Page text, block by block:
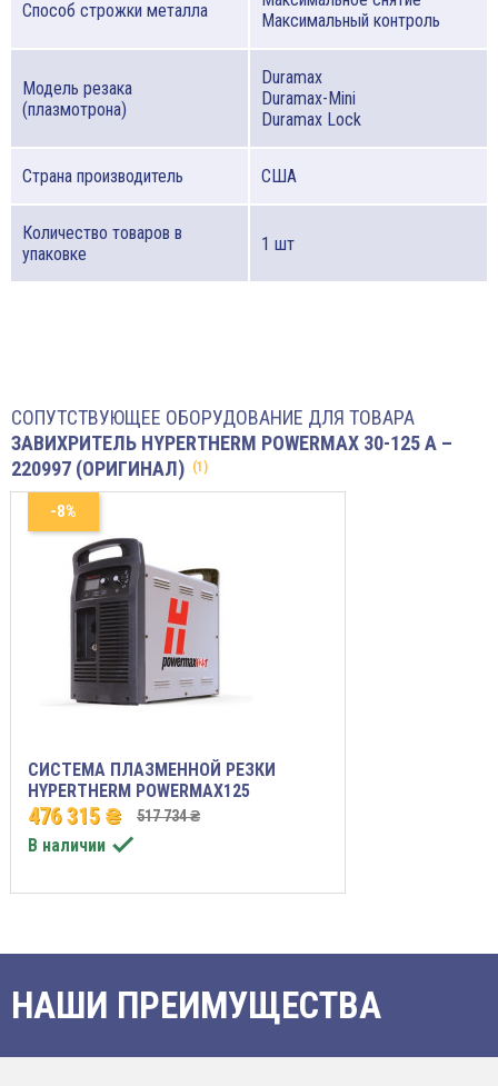
Способ строжки металла
Максимальный контроль
Модель резака
(плазмотрона)
Duramax
Duramax-Mini
Duramax Lock
Страна производитель США
Количество товаров в
упаковке
1 шт
СОПУТСТВУЮЩЕЕ ОБОРУДОВАНИЕ ДЛЯ ТОВАРА
ЗАВИХРИТЕЛЬ HYPERTHERM POWERMAX 30-125 A –
220997 (ОРИГИНАЛ) (1)
СИСТЕМА ПЛАЗМЕННОЙ РЕЗКИ
HYPERTHERM POWERMAX125
476 315 ₴ 517 734 ₴
В наличии 
-8%
НАШИ ПРЕИМУЩЕСТВА